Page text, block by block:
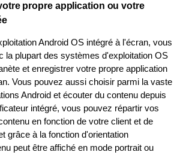
propre application ou votre
Android OS intégré à l'écran, vous
la plupart des systèmes d'exploitation OS
et enregistrer votre propre application
Vous pouvez aussi choisir parmi la vaste
Android et écouter du contenu depuis
intégré, vous pouvez répartir vos
en fonction de votre client et de
grâce à la fonction d'orientation
peut être affiché en mode portrait ou